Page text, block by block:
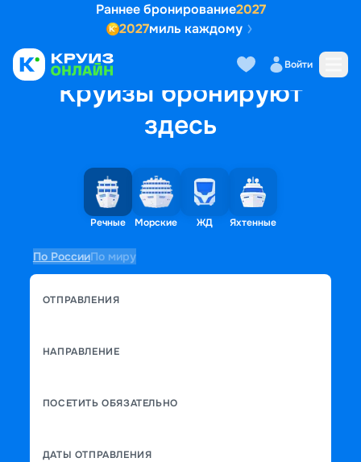
Раннее бронирование2027
2027миль каждому
Войти
Круизы бронируют
здесь
Речные Морские ЖД Яхтенные
По РоссииПо миру
ОТПРАВЛЕНИЯ
НАПРАВЛЕНИЕ
ПОСЕТИТЬ ОБЯЗАТЕЛЬНО
ДАТЫ ОТПРАВЛЕНИЯ